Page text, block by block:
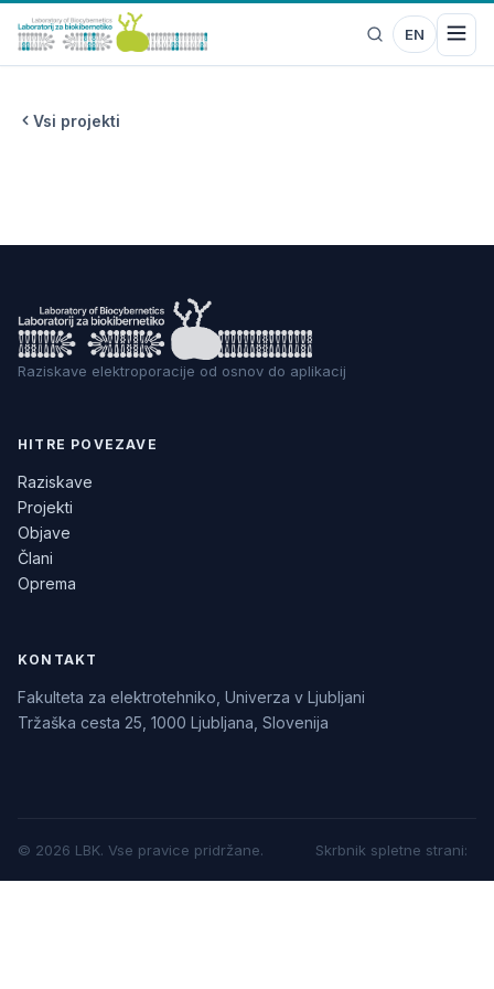
EN
Vsi projekti
Raziskave elektroporacije od osnov do aplikacij
HITRE POVEZAVE
Raziskave
Projekti
Objave
Člani
Oprema
KONTAKT
Fakulteta za elektrotehniko, Univerza v Ljubljani
Tržaška cesta 25, 1000 Ljubljana, Slovenija
© 2026 LBK. Vse pravice pridržane. Skrbnik spletne strani: